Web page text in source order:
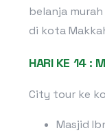
belanja
di kota
HARI KE 14 :
City tour ke
Masjid